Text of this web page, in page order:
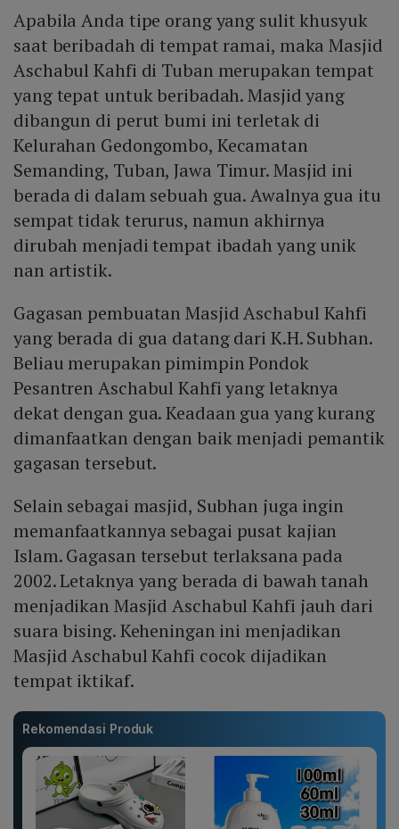
Apabila Anda tipe orang yang sulit khusyuk
saat beribadah di tempat ramai, maka Masjid
Aschabul Kahfi di Tuban merupakan tempat
yang tepat untuk beribadah. Masjid yang
dibangun di perut bumi ini terletak di
Kelurahan Gedongombo, Kecamatan
Semanding, Tuban, Jawa Timur. Masjid ini
berada di dalam sebuah gua. Awalnya gua itu
sempat tidak terurus, namun akhirnya
dirubah menjadi tempat ibadah yang unik
nan artistik.
Gagasan pembuatan Masjid Aschabul Kahfi
yang berada di gua datang dari K.H. Subhan.
Beliau merupakan pimimpin Pondok
Pesantren Aschabul Kahfi yang letaknya
dekat dengan gua. Keadaan gua yang kurang
dimanfaatkan dengan baik menjadi pemantik
gagasan tersebut.
Selain sebagai masjid, Subhan juga ingin
memanfaatkannya sebagai pusat kajian
Islam. Gagasan tersebut terlaksana pada
2002. Letaknya yang berada di bawah tanah
menjadikan Masjid Aschabul Kahfi jauh dari
suara bising. Keheningan ini menjadikan
Masjid Aschabul Kahfi cocok dijadikan
tempat iktikaf.
Rekomendasi Produk